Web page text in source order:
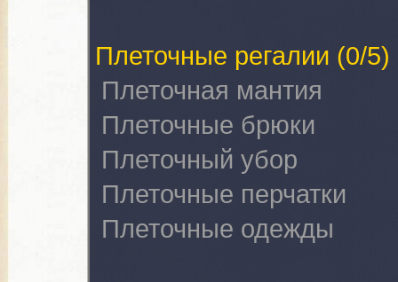
Плеточные регалии (0/5)
Плеточная мантия
Плеточные брюки
Плеточный убор
Плеточные перчатки
Плеточные одежды